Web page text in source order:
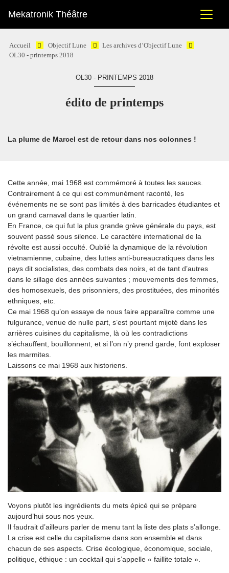
Mekatronik Théâtre
Accueil Objectif Lune
Les archives d’Objectif Lune
OL30 - printemps 2018
OL30 - PRINTEMPS 2018
édito de printemps
La plume de Marcel est de retour dans nos colonnes !
Cette année, mai 1968 est commémoré à toutes les sauces.
Contrairement à ce qui est communément raconté, les
événements ne se sont pas limités à des barricades étudiantes et
un grand carnaval dans le quartier latin.
En France, ce qui fut la plus grande grève générale du pays, est
souvent passé sous silence. Le caractère international de la
révolte est aussi occulté. Oublié la dynamique de la révolution
vietnamienne, cubaine, des luttes anti-bureaucratiques dans les
pays dit socialistes, des combats des noirs, et de tant d’autres
dans le sillage des années suivantes ; mouvements des femmes,
des homosexuels, des prisonniers, des prostituées, des minorités
ethniques, etc.
Ce mai 1968 qu’on essaye de nous faire apparaître comme une
fulgurance, venue de nulle part, s’est pourtant mijoté dans les
arrières cuisines du capitalisme, là où les contradictions
s’échauffent, bouillonnent, et si l’on n’y prend garde, font exploser
les marmites.
Laissons ce mai 1968 aux historiens.
Voyons plutôt les ingrédients du mets épicé qui se prépare
aujourd’hui sous nos yeux.
Il faudrait d’ailleurs parler de menu tant la liste des plats s’allonge.
La crise est celle du capitalisme dans son ensemble et dans
chacun de ses aspects. Crise écologique, économique, sociale,
politique, éthique : un cocktail qui s’appelle « faillite totale ».